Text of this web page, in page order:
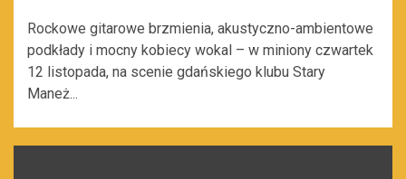
Rockowe gitarowe brzmienia, akustyczno-ambientowe
podkłady i mocny kobiecy wokal – w miniony czwartek
12 listopada, na scenie gdańskiego klubu Stary
Maneż...